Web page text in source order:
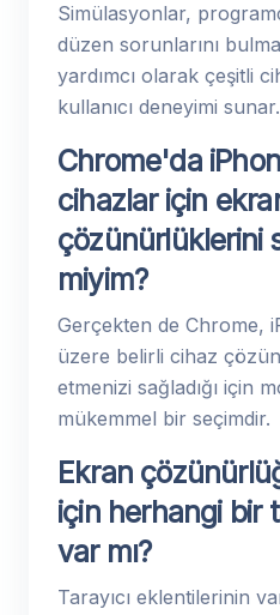
Simülasyonlar,
düzen sorunlarını
yardımcı olarak çeşitli
kullanıcı deneyimi sunar.
Chrome'da
cihazlar için
çözünürlüklerini
miyim?
Gerçekten de Chrome,
üzere belirli cihaz
etmenizi sağladığı için
mükemmel bir seçimdir.
Ekran
için herhangi bir
var mı?
Tarayıcı eklentilerinin